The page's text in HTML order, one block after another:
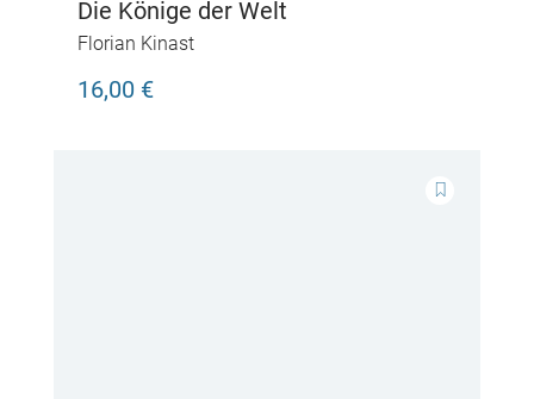
Die Könige der Welt
Florian Kinast
16,00 €